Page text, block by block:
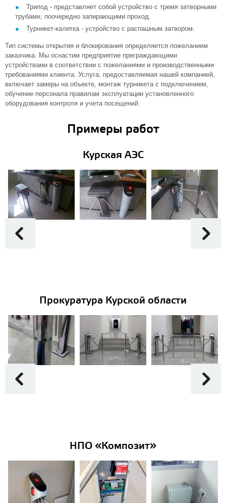
Трипод - представляет собой устройство с тремя затворными
трубами, поочередно запирающими проход.
Турникет-калитка - устройство с распашным затвором.
Тип системы открытия и блокирования определяется пожеланием
заказчика. Мы оснастим предприятие преграждающими
устройствами в соответствии с пожеланиями и производственными
требованиями клиента. Услуга, предоставляемая нашей компанией,
включает замеры на объекте, монтаж турникета с подключением,
обучение персонала правилам эксплуатации установленного
оборудования контроля и учета посещений.
Примеры работ
Курская АЭС
Прокуратура Курской области
НПО «Композит»